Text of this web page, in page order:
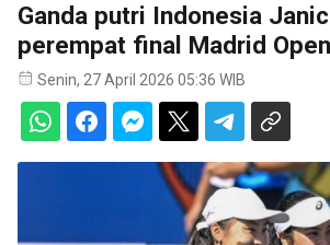
Ganda putri Indonesia
perempat final Madrid Open
Senin, 27 April 2026 05:36 WIB